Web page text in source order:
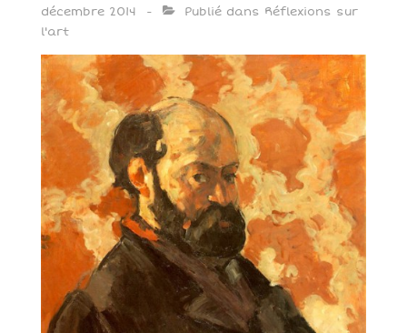
décembre 2014
Publié dans Réflexions sur
l'art